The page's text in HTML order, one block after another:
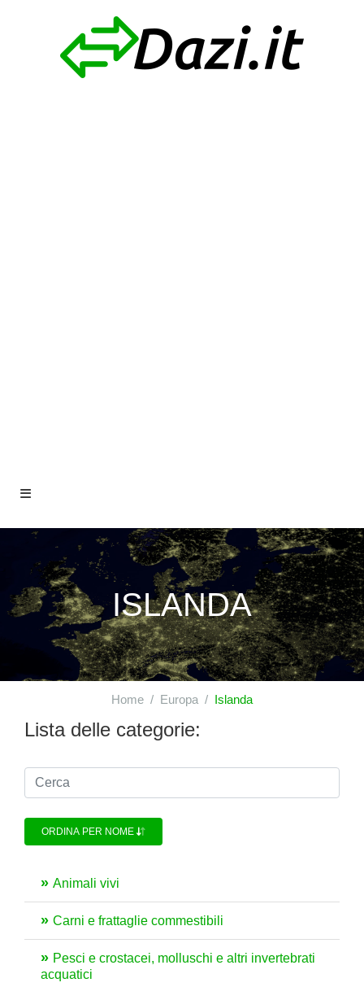
ISLANDA
Home Europa Islanda
Lista delle categorie:
ORDINA PER NOME
Animali vivi
Carni e frattaglie commestibili
Pesci e crostacei, molluschi e altri invertebrati
acquatici